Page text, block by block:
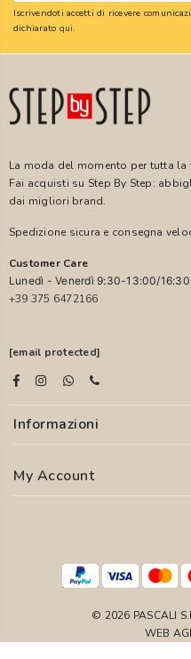
Iscrivendoti accetti di ricevere
dichiarato qui.
La moda del momento per tutta
Fai acquisti su Step By Step:
dai migliori brand.
Spedizione sicura e consegna
Customer Care
Lunedì - Venerdì 9:30-13:00/
+39 375 6472166
[email protected]
Informazioni
My Account
© 2026 PASCALI
WEB